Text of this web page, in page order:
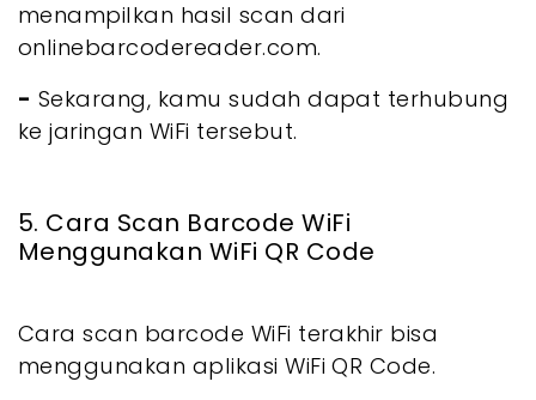
menampilkan hasil scan dari
onlinebarcodereader.com.
- Sekarang, kamu sudah dapat terhubung
ke jaringan WiFi tersebut.
5. Cara Scan Barcode WiFi
Menggunakan WiFi QR Code
Cara scan barcode WiFi terakhir bisa
menggunakan aplikasi WiFi QR Code.